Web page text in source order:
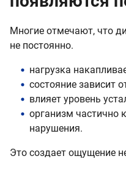
Многие отмечают, что
не постоянно.
нагрузка
состояние зависит
влияет уровень
организм частично
нарушения.
Это создает ощущение